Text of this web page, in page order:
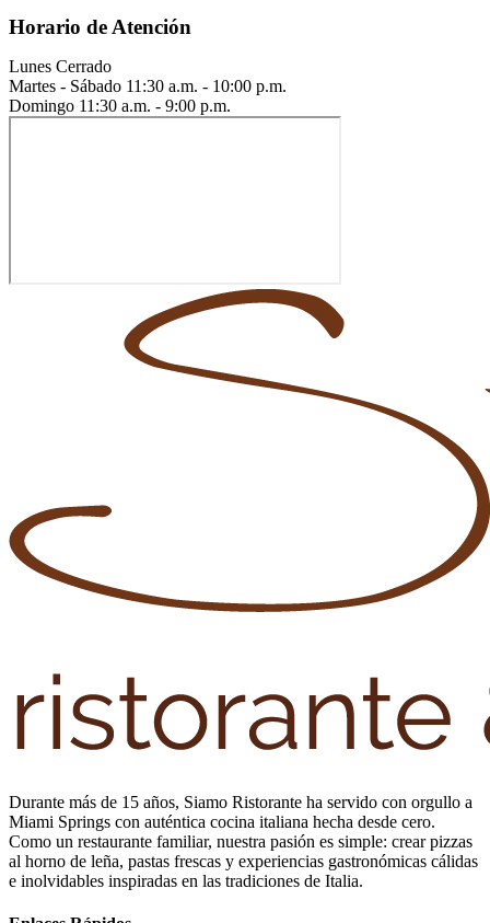
Horario de Atención
Lunes Cerrado
Martes - Sábado 11:30 a.m. - 10:00 p.m.
Domingo 11:30 a.m. - 9:00 p.m.
Durante más de 15 años, Siamo Ristorante ha servido con orgullo a
Miami Springs con auténtica cocina italiana hecha desde cero.
Como un restaurante familiar, nuestra pasión es simple: crear pizzas
al horno de leña, pastas frescas y experiencias gastronómicas cálidas
e inolvidables inspiradas en las tradiciones de Italia.